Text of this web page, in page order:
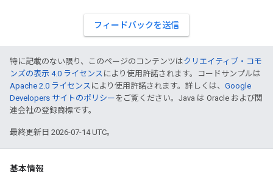
フィードバックを送信
特に記載のない限り、このページのコンテンツはクリエイティブ・コモ
ンズの表示 4.0 ライセンス により使用許諾されます。コードサンプルは
Apache 2.0 ライセンス により使用許諾されます。詳しくは、 Google
Developers サイトのポリシー をご覧ください。Java は Oracle および関
連会社の登録商標です。
最終更新日 2026-07-14 UTC。
基本情報